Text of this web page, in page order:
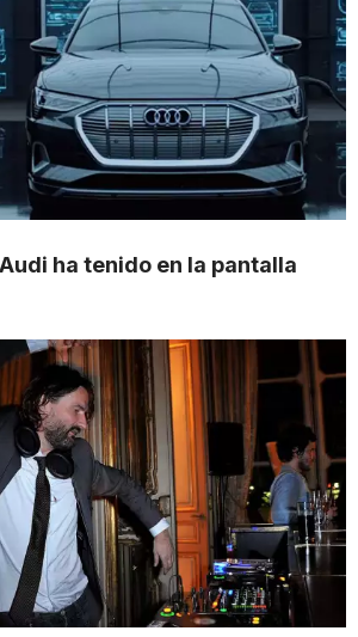
ha tenido en la pantalla